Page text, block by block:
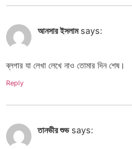
আনসার ইসলাম says:
ব্লগার যা লেখা লেখে নাও তোমার দিন শেষ।
Reply
তানভীর শুভ says: